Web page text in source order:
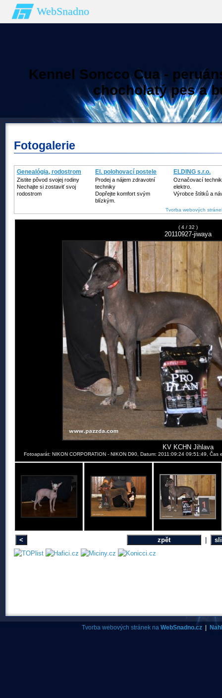
WebSnadno
Kennel Soncco Cua -
chocholatý pes a
Fotogalerie
Genealógia, rodostrom
Zistite pôvod svojej rodiny
Nechajte si zostaviť svoj
rodostrom
El. polohovací postele
Prodej a nájem zdravotní
techniky
Dopřejte komfort svým
blízkým.
ELDING s.r.o.
Označovací
elektro.
Výrobce štítků a
Tvorba webových
( 4 / 32 )
20110927-jiwaya
KV KCHN Jihlava
Fotoaparát: NIKON CORPORATION - NIKON D90, Datum: 2011:09:24 09:51:49,
Tvorba webových stránek na WebSnadno.cz